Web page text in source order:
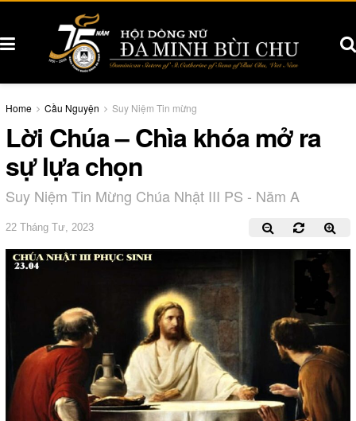
Home Cầu Nguyện Suy Niệm Tin mừng
Lời Chúa – Chìa khóa mở ra
sự lựa chọn
Suy Niệm Tin Mừng Chúa Nhật III PS - Năm A
22 Tháng Tư, 2023